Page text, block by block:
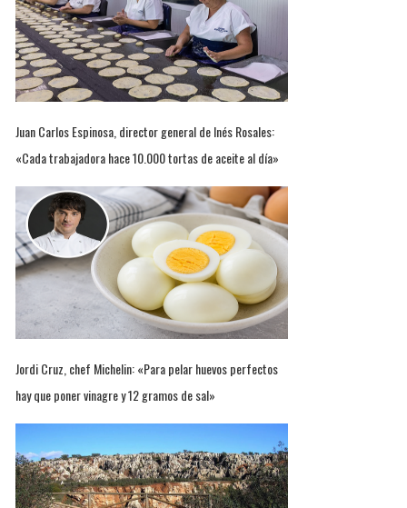
Juan Carlos Espinosa, director general de Inés Rosales:
«Cada trabajadora hace 10.000 tortas de aceite al día»
Jordi Cruz, chef Michelin: «Para pelar huevos perfectos
hay que poner vinagre y 12 gramos de sal»